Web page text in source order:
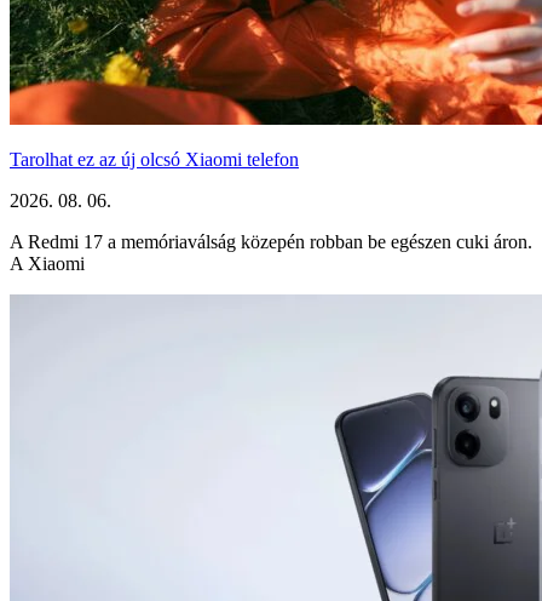
Tarolhat ez az új olcsó Xiaomi telefon
2026. 08. 06.
A Redmi 17 a memóriaválság közepén robban be egészen cuki áron.
A Xiaomi